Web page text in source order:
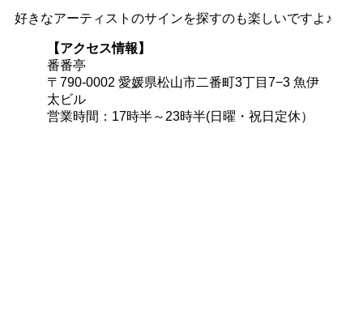
好きなアーティストのサインを探すのも楽しいですよ♪
【アクセス情報】
番番亭
〒790-0002 愛媛県松山市二番町3丁目7−3 魚伊
太ビル
営業時間：17時半～23時半(日曜・祝日定休）